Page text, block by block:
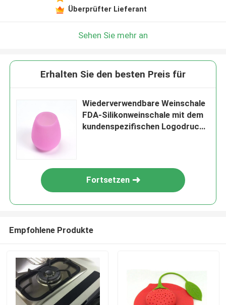
Überprüfter Lieferant
Sehen Sie mehr an
Erhalten Sie den besten Preis für
Wiederverwendbare Weinschale
FDA-Silikonweinschale mit dem
kundenspezifischen Logodruck
Fortsetzen
Empfohlene Produkte